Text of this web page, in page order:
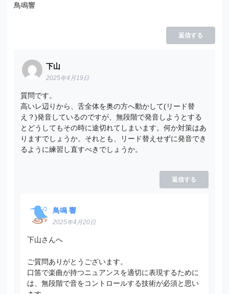
鳥鳴響
返信する
下山
2025年4月19日
質問です。
高いレ辺りから、舌全体を奥の方へ動かして(リード替
え？)発音しているのですが、無段階で発音しようとする
とどうしてもその時に途切れてしまいます。何か対策はあ
りますでしょうか。それとも、リード替えせずに発音でき
るように練習し直すべきでしょうか。
返信する
鳥鳴 響
2025年4月20日
下山さんへ
ご質問ありがとうございます。
口笛で楽曲が持つニュアンスを適切に表現するために
は、無段階で音をコントロールする技術が必須と思い